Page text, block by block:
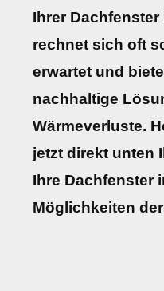
Ihrer Dachfenster
rechnet sich oft
erwartet und
nachhaltige
Wärmeverluste.
jetzt direkt unten
Ihre Dachfenster
Möglichkeiten